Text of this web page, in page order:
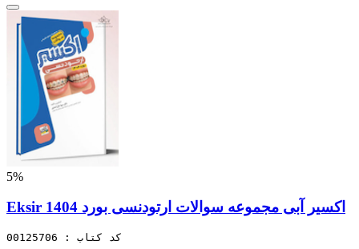
5%
Eksir اکسیر آبی مجموعه سوالات ارتودنسی بورد 1404
کد کتاب : 00125706